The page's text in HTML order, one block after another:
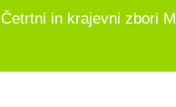
Četrtni in krajevni zbori